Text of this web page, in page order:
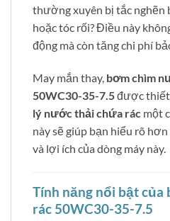
thường xuyên bị tắc nghẽn
hoặc tóc rối? Điều này
động mà còn tăng chi phí
May mắn thay, bơm chìm
50WC30-35-7.5được thiết
lý nước thải chứa rác một
này sẽ giúp bạn hiểu rõ
và lợi ích của dòng máy này.
Tính năng nổi bật của
rác 50WC30-35-7.5